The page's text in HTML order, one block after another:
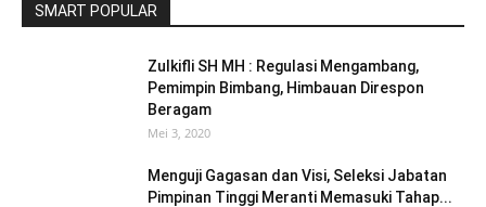
SMART POPULAR
Zulkifli SH MH : Regulasi Mengambang,
Pemimpin Bimbang, Himbauan Direspon
Beragam
Mei 3, 2020
Menguji Gagasan dan Visi, Seleksi Jabatan
Pimpinan Tinggi Meranti Memasuki Tahap...